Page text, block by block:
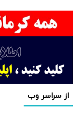
از سراسر وب